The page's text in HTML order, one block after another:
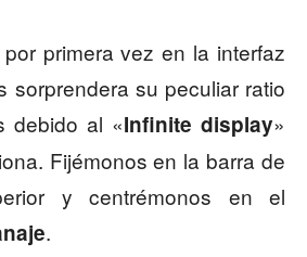
primera vez en la interfaz
sorprendera su peculiar ratio
debido al «Infinite display»
Fijémonos en la barra de
y centrémonos en el
.